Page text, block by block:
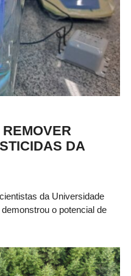
DA
da Universidade
o potencial de